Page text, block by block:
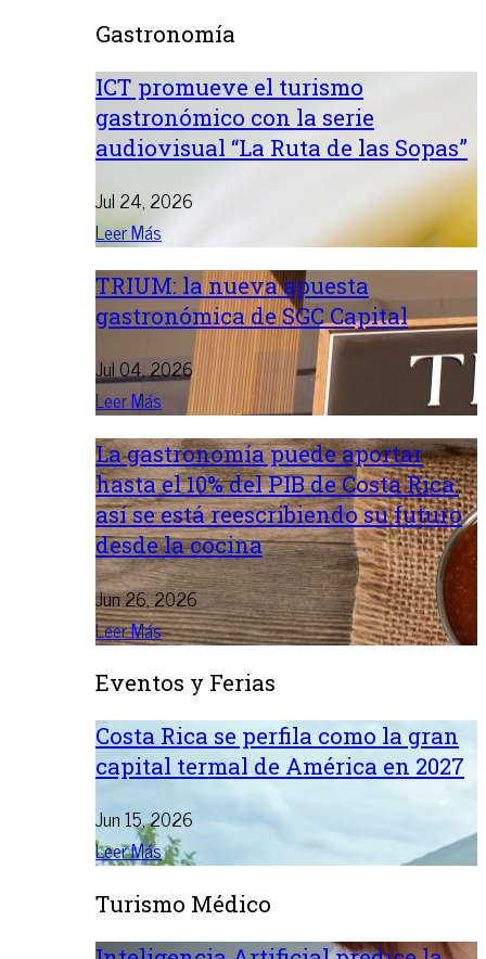
Gastronomía
ICT promueve el turismo
gastronómico con la serie
audiovisual “La Ruta de las Sopas”
Jul 24, 2026
Leer Más
TRIUM: la nueva apuesta
gastronómica de SGC Capital
Jul 04, 2026
Leer Más
La gastronomía puede aportar
hasta el 10% del PIB de Costa Rica:
así se está reescribiendo su futuro
desde la cocina
Jun 26, 2026
Leer Más
Eventos y Ferias
Costa Rica se perfila como la gran
capital termal de América en 2027
Jun 15, 2026
Leer Más
Turismo Médico